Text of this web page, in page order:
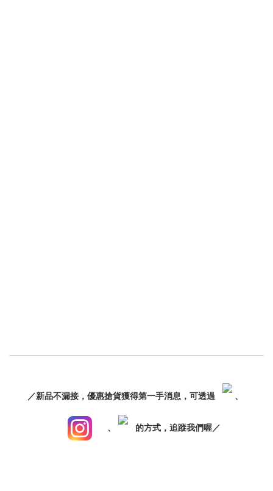
／新品不漏接，優惠搶貨獲得第一手消息，可透過 、
、 的方式，追蹤我們喔／